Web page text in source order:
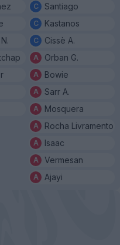
Santiago
Kastanos
Cissè A.
Orban G.
Bowie
Sarr A.
Mosquera
Rocha Livramento
Isaac
Vermesan
Ajayi